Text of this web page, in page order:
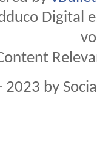
Digital
by